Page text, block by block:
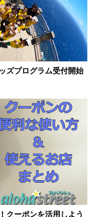
ズプログラム受付開始
クーポンを活用しよう